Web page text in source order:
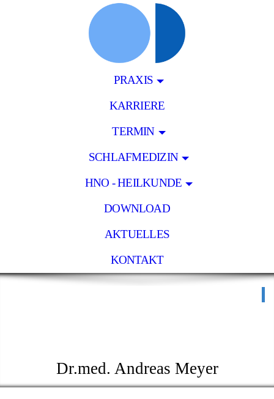
PRAXIS
KARRIERE
TERMIN
SCHLAFMEDIZIN
HNO - HEILKUNDE
DOWNLOAD
AKTUELLES
KONTAKT
I
Dr.med. Andreas Meyer